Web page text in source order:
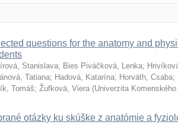
questions for the anatomy and
Stanislava; Bies Piváčková, Lenka;
Tatiana; Hadová, Katarína; Horváth, Csaba;
Tomáš; Žufková, Viera (Univerzita
otázky ku skúške z anatómie a